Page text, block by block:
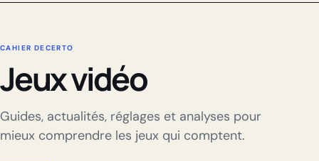
CAHIER DECERTO
Jeux vidéo
Guides, actualités, réglages et analyses pour
mieux comprendre les jeux qui comptent.